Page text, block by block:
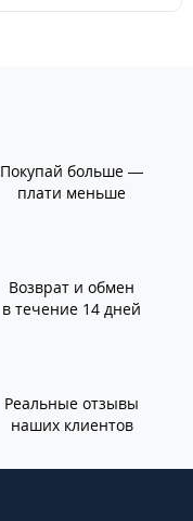
Покупай больше —
плати меньше
Возврат и обмен
в течение 14 дней
Реальные отзывы
наших клиентов